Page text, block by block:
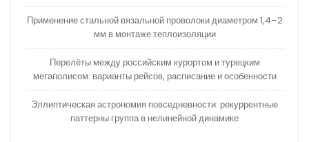
Применение стальной вязальной проволоки диаметром 1,4–2
мм в монтаже теплоизоляции
Перелёты между российским курортом и турецким
мегаполисом: варианты рейсов, расписание и особенности
Эллиптическая астрономия повседневности: рекуррентные
паттерны группа в нелинейной динамике